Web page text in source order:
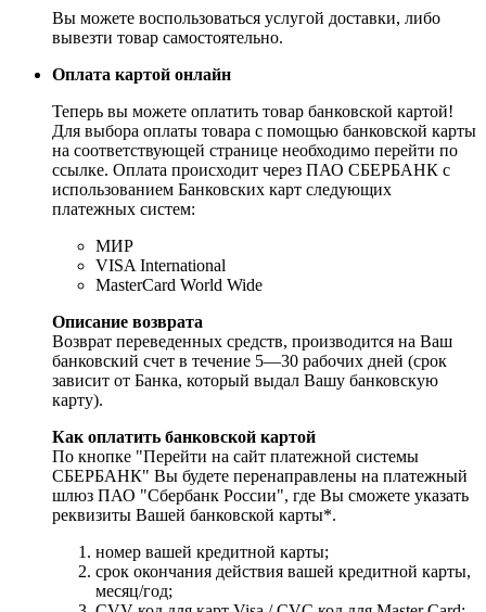
Вы можете воспользоваться услугой доставки, либо
вывезти товар самостоятельно.
Оплата картой онлайн
Теперь вы можете оплатить товар банковской картой!
Для выбора оплаты товара с помощью банковской карты
на соответствующей странице необходимо перейти по
ссылке. Оплата происходит через ПАО СБЕРБАНК с
использованием Банковских карт следующих
платежных систем:
МИР
VISA International
MasterCard World Wide
Описание возврата
Возврат переведенных средств, производится на Ваш
банковский счет в течение 5—30 рабочих дней (срок
зависит от Банка, который выдал Вашу банковскую
карту).
Как оплатить банковской картой
По кнопке "Перейти на сайт платежной системы
СБЕРБАНК" Вы будете перенаправлены на платежный
шлюз ПАО "Сбербанк России", где Вы сможете указать
реквизиты Вашей банковской карты*.
номер вашей кредитной карты;
cрок окончания действия вашей кредитной карты,
месяц/год;